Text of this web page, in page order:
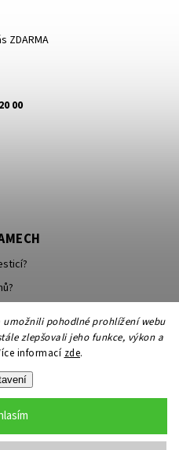
umožnili pohodlné prohlížení webu
zlepšovali jeho funkce, výkon a
informací zde.
ZDARMA
00